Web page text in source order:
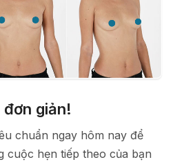
giản!
chuẩn ngay hôm nay để
cuộc hẹn tiếp theo của bạn